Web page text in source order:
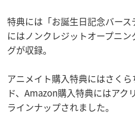
特典には「お誕生日記念バー
にはノンクレジットオープニ
グが収録。
アニメイト購入特典にはさく
ド、Amazon購入特典にはア
ラインナップされました。